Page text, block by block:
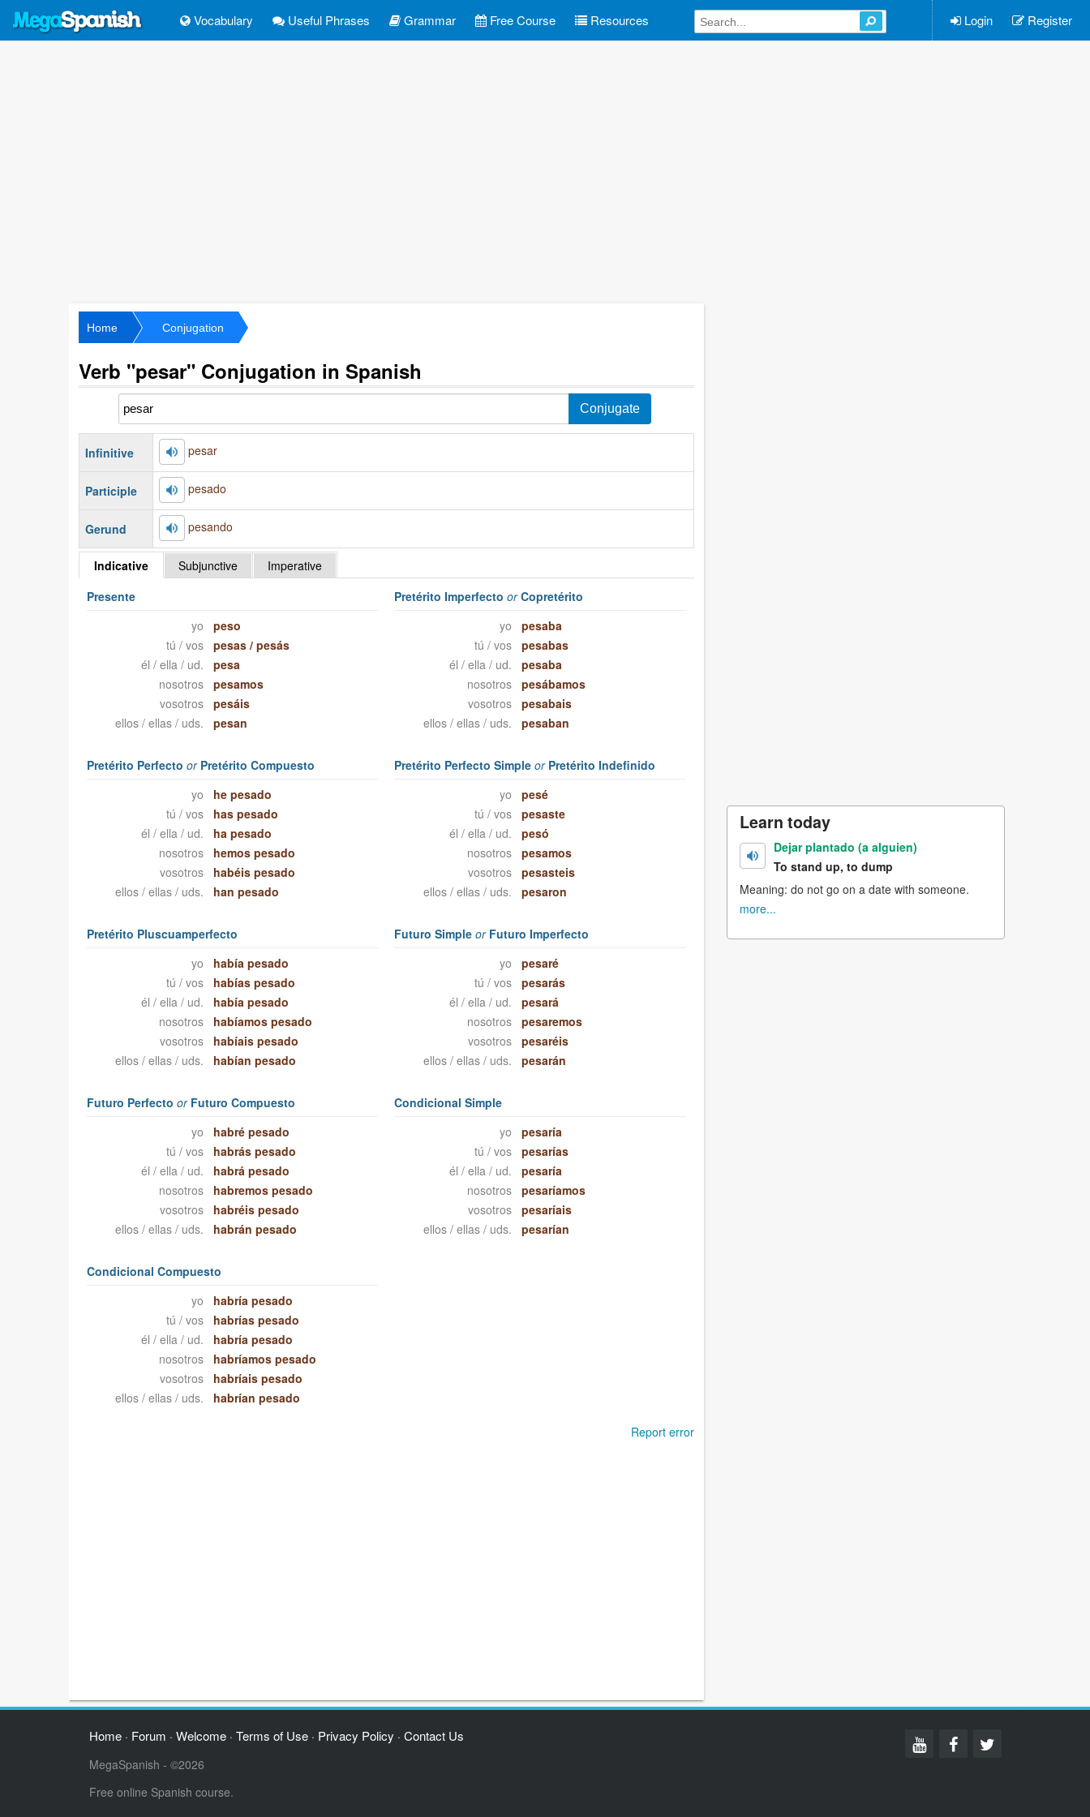
Vocabulary Useful Phrases Grammar Free Course Resources Login Register
Home Conjugation
Verb "pesar" Conjugation in Spanish
Infinitive pesar
Participle pesado
Gerund pesando
Indicative Subjunctive
Imperative
Presente
yo
peso
tú / vos
pesas /pesás
él / ella / ud.
pesa
nosotros
pesamos
vosotros
pesáis
ellos / ellas / uds.
pesan
Pretérito ImperfectoorCopretérito
yo
pesaba
tú / vos
pesabas
él / ella / ud.
pesaba
nosotros
pesábamos
vosotros
pesabais
ellos / ellas / uds.
pesaban
Pretérito Perfecto orPretérito Compuesto
yo
he pesado
tú / vos
has pesado
él / ella / ud.
ha pesado
nosotros
hemos pesado
vosotros
habéis pesado
ellos / ellas / uds.
han pesado
Pretérito Perfecto SimpleorPretérito Indefinido
yo
pesé
tú / vos
pesaste
él / ella / ud.
pesó
nosotros
pesamos
vosotros
pesasteis
ellos / ellas / uds.
pesaron
Pretérito Pluscuamperfecto
yo
había pesado
tú / vos
habías pesado
él / ella / ud.
había pesado
nosotros
habíamos pesado
vosotros
habíais pesado
ellos / ellas / uds.
habían pesado
Futuro SimpleorFuturo Imperfecto
yo
pesaré
tú / vos
pesarás
él / ella / ud.
pesará
nosotros
pesaremos
vosotros
pesaréis
ellos / ellas / uds.
pesarán
Futuro Perfecto orFuturo Compuesto
yo
habré pesado
tú / vos
habrás pesado
él / ella / ud.
habrá pesado
nosotros
habremos pesado
vosotros
habréis pesado
ellos / ellas / uds.
habrán pesado
Condicional Simple
yo
pesaría
tú / vos
pesarías
él / ella / ud.
pesaría
nosotros
pesaríamos
vosotros
pesaríais
ellos / ellas / uds.
pesarían
Condicional Compuesto
yo
habría pesado
tú / vos
habrías pesado
él / ella / ud.
habría pesado
nosotros
habríamos pesado
vosotros
habríais pesado
ellos / ellas / uds.
habrían pesado
Report error
Learn today
Dejar plantado (a alguien)
To stand up, to dump
Meaning: do not go on a date with someone.
more...
Home· Forum · Welcome· Terms of Use· Privacy Policy · Contact Us
MegaSpanish - ©2026
Free online Spanish course.